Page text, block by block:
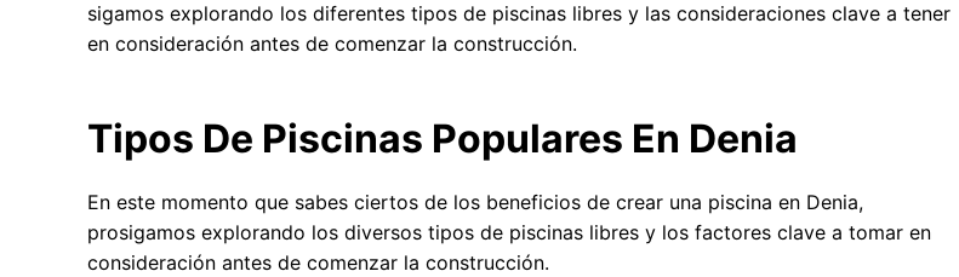
sigamos explorando los diferentes tipos de piscinas libres y las consideraciones clave a tener
en consideración antes de comenzar la construcción.
Tipos De Piscinas Populares En Denia
En este momento que sabes ciertos de los beneficios de crear una piscina en Denia,
prosigamos explorando los diversos tipos de piscinas libres y los factores clave a tomar en
consideración antes de comenzar la construcción.